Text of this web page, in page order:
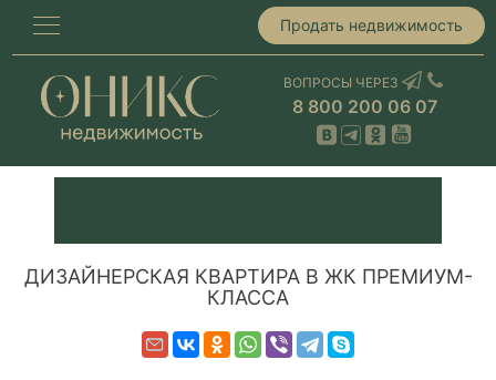
Продать недвижимость
ВОПРОСЫ ЧЕРЕЗ
8 800 200 06 07
ДИЗАЙНЕРСКАЯ КВАРТИРА В ЖК ПРЕМИУМ-
КЛАССА